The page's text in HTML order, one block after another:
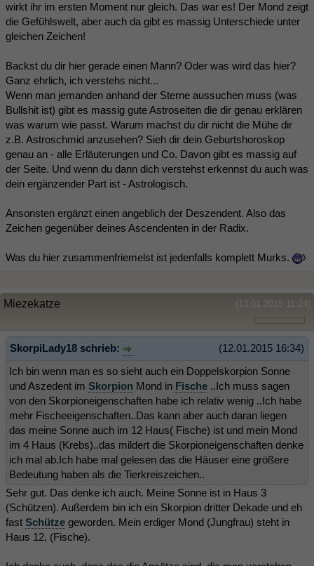
wirkt ihr im ersten Moment nur gleich. Das war es! Der Mond zeigt
die Gefühlswelt, aber auch da gibt es massig Unterschiede unter
gleichen Zeichen!
Backst du dir hier gerade einen Mann? Oder was wird das hier?
Ganz ehrlich, ich verstehs nicht...
Wenn man jemanden anhand der Sterne aussuchen muss (was
Bullshit ist) gibt es massig gute Astroseiten die dir genau erklären
was warum wie passt. Warum machst du dir nicht die Mühe dir
z.B. Astroschmid anzusehen? Sieh dir dein Geburtshoroskop
genau an - alle Erläuterungen und Co. Davon gibt es massig auf
der Seite. Und wenn du dann dich verstehst erkennst du auch was
dein ergänzender Part ist - Astrologisch.
Ansonsten ergänzt einen angeblich der Deszendent. Also das
Zeichen gegenüber deines Ascendenten in der Radix.
Was du hier zusammenfriemelst ist jedenfalls komplett Murks.
(13.01.2015 11:24)
Miezekatze
(12.01.2015 16:34)
SkorpiLady18 schrieb:
Ich bin wenn man es so sieht auch ein Doppelskorpion Sonne
und Aszedent im Skorpion Mond in Fische ..Ich muss sagen
von den Skorpioneigenschaften habe ich relativ wenig ..Ich habe
mehr Fischeeigenschaften..Das kann aber auch daran liegen
das meine Sonne auch im 12 Haus( Fische) ist und mein Mond
im 4 Haus (Krebs)..das mildert die Skorpioneigenschaften denke
ich mal ab.Ich habe mal gelesen das die Häuser eine größere
Bedeutung haben als die Tierkreiszeichen..
Sehr gut. Das denke ich auch. Meine Sonne ist in Haus 3
(Schützen). Außerdem bin ich ein Skorpion dritter Dekade und eh
fast Schütze geworden. Mein erdiger Mond (Jungfrau) steht in
Haus 12, (Fische).